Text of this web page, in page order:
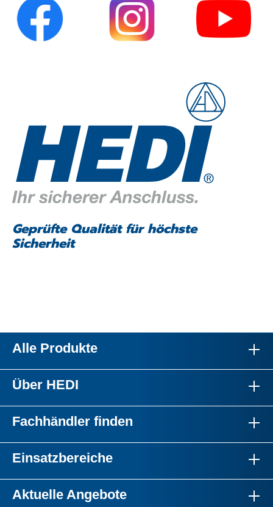
Geprüfte Qualität für höchste
Sicherheit
Alle Produkte
Über HEDI
Fachhändler finden
Einsatzbereiche
Aktuelle Angebote